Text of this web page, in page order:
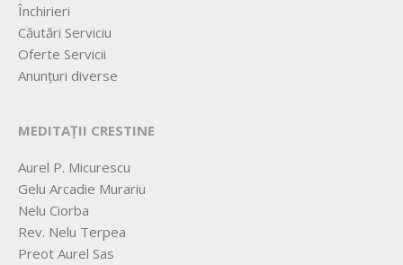
Închirieri
Căutări Serviciu
Oferte Servicii
Anunțuri diverse
MEDITAȚII CRESTINE
Aurel P. Micurescu
Gelu Arcadie Murariu
Nelu Ciorba
Rev. Nelu Terpea
Preot Aurel Sas